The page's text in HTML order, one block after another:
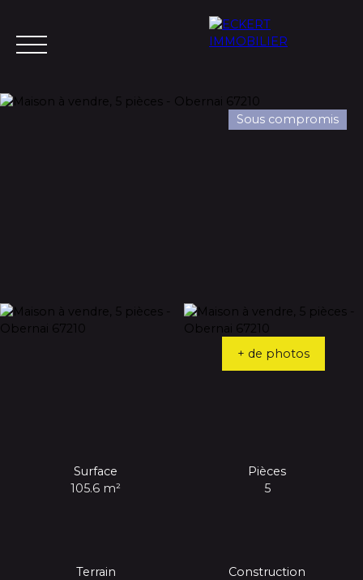
Sous compromis
+ de photos
Surface
105.6 m²
Pièces
5
Terrain
Construction